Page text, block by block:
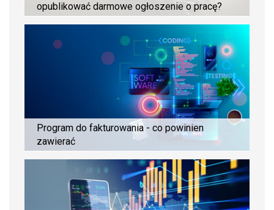
opublikować darmowe ogłoszenie o pracę?
Program do fakturowania - co powinien
zawierać